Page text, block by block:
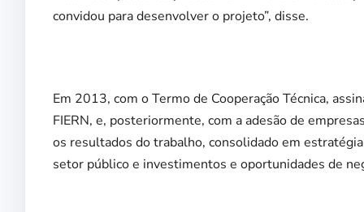
convidou para desenvolver o projeto”, disse.
Em 2013, com o Termo de Cooperação Técnica,
FIERN, e, posteriormente, com a adesão de
os resultados do trabalho, consolidado em
setor público e investimentos e oportunidades de